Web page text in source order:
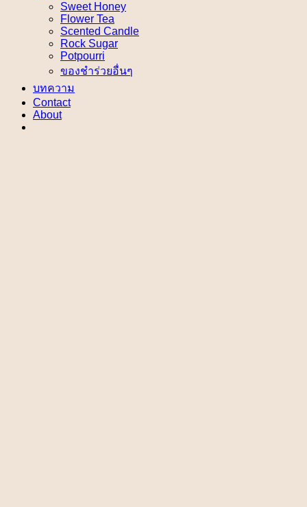
Sweet Honey
Flower Tea
Scented Candle
Rock Sugar
Potpourri
ของชำร่วยอื่นๆ
บทความ
Contact
About